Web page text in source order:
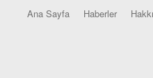
Ana Sayfa Haberler